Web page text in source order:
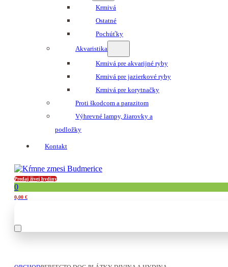
Krmivá
Ostatné
Pochúťky
Akvaristika
Krmivá pre akvarijné ryby
Krmivá pre jazierkové ryby
Krmivá pre korytnačky
Proti škodcom a parazitom
Výhrevné lampy, žiarovky a
podložky
Kontakt
Predaj živej hydiny
0
0,00 €